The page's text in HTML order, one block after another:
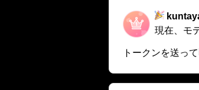
現在、モ
トークンを送って